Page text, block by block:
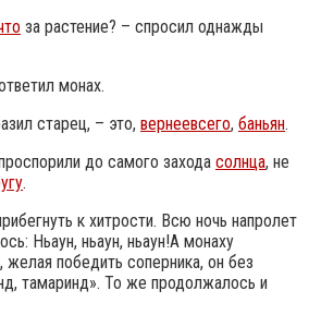
за растение? – спросил однажды
монах.
старец, – это, вернеевсего, баньян.
до самого захода солнца, не
.
к хитрости. Всю ночь напролет
Ньаун, ньаун, ньаун!А монаху
желая победить соперника, он без
тамаринд». То же продолжалось и